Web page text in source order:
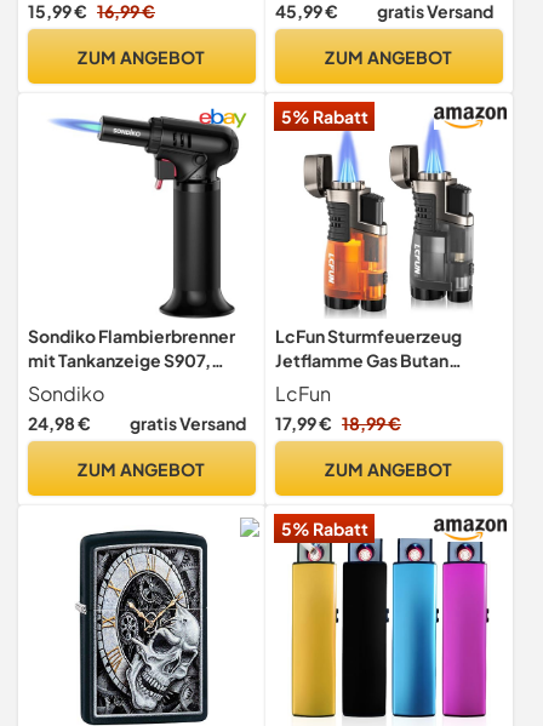
Feuerzeug Geschenk für
15,99 € 16,99 €
ZUM ANGEBOT
Windfestes Design -
USA
45,99 € gratis Versand
ZUM ANGEBOT
Sondiko Flambierbrenner
mit Tankanzeige S907,
Feuerzeuge,
Bunsenbrenner,
Nachfüllbarer Lötbrenner
die Küche, Camping (Butan
Sondiko
24,98 € gratis Versand
ZUM ANGEBOT
5% Rabatt
LcFun Sturmfeuerzeug
Jetflamme Gas Butan
Nachfüllbar, 2 Stück
Feuerzeug Jetflame,
Winddichtes 3 Flammen Jet
Camping (Verkauft ohne
LcFun
17,99 € 18,99 €
ZUM ANGEBOT
5% Rabatt